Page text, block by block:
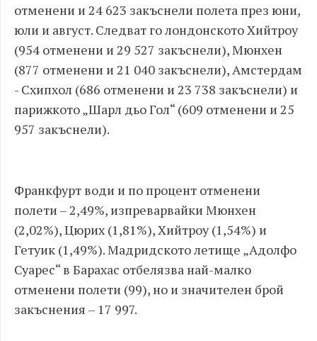
отменени и 24 623 закъснели полета през юни,
юли и август. Следват го лондонското Хийтроу
(954 отменени и 29 527 закъснели), Мюнхен
(877 отменени и 21 040 закъснели), Амстердам
- Схипхол (686 отменени и 23 738 закъснели) и
парижкото „Шарл дьо Гол“ (609 отменени и 25
957 закъснели).
Франкфурт води и по процент отменени
полети – 2,49%, изпреварвайки Мюнхен
(2,02%), Цюрих (1,81%), Хийтроу (1,54%) и
Гетуик (1,49%). Мадридското летище „Адолфо
Суарес“ в Барахас отбелязва най-малко
отменени полети (99), но и значителен брой
закъснения – 17 997.